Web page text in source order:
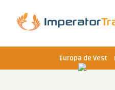
Europa de Vest